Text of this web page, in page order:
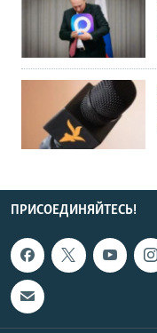
ПРИСОЕДИНЯЙТЕСЬ!